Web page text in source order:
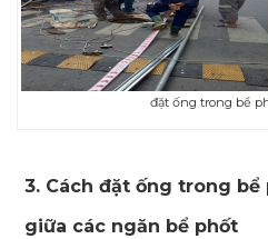
đặt ống trong bể
3. Cách đặt ống trong bể
giữa các ngăn bể phốt